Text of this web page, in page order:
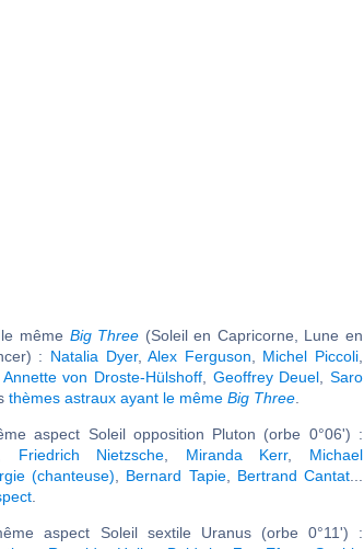
même Big Three (Soleil en Capricorne, Lune en
: Natalia Dyer,Alex Ferguson Michel Piccoli
Annette von Droste-Hülshoff Geoffrey Deuel ,Saro
thèmes astraux ayant le même Big Three
aspect Soleil opposition Pluton (orbe 0°06') :
Friedrich Nietzsche Miranda Kerr, Michael
(chanteuse) Bernard Tapie, Bertrand Cantat
aspect Soleil sextile Uranus (orbe 0°11') :